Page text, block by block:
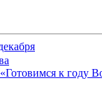
к году